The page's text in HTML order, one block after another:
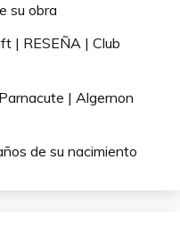
su obra
| RESEÑA | Club
| Algernon
de su nacimiento